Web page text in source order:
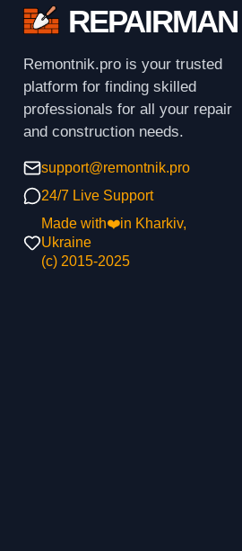
REPAIRMAN
Remontnik.pro is your trusted
platform for finding skilled
professionals for all your repair
and construction needs.
support@remontnik.pro
24/7 Live Support
Made with❤️in Kharkiv,
Ukraine
(с) 2015-2025